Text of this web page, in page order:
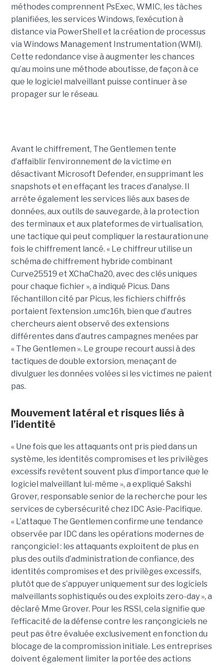
méthodes comprennent PsExec, WMIC, les tâches
planifiées, les services Windows, l’exécution à
distance via PowerShell et la création de processus
via Windows Management Instrumentation (WMI).
Cette redondance vise à augmenter les chances
qu’au moins une méthode aboutisse, de façon à ce
que le logiciel malveillant puisse continuer à se
propager sur le réseau.
Avant le chiffrement, The Gentlemen tente
d’affaiblir l’environnement de la victime en
désactivant Microsoft Defender, en supprimant les
snapshots et en effaçant les traces d’analyse. Il
arrête également les services liés aux bases de
données, aux outils de sauvegarde, à la protection
des terminaux et aux plateformes de virtualisation,
une tactique qui peut compliquer la restauration une
fois le chiffrement lancé. « Le chiffreur utilise un
schéma de chiffrement hybride combinant
Curve25519 et XChaCha20, avec des clés uniques
pour chaque fichier », a indiqué Picus. Dans
l’échantillon cité par Picus, les fichiers chiffrés
portaient l’extension .umc16h, bien que d’autres
chercheurs aient observé des extensions
différentes dans d’autres campagnes menées par
« The Gentlemen ». Le groupe recourt aussi à des
tactiques de double extorsion, menaçant de
divulguer les données volées si les victimes ne paient
pas.
Mouvement latéral et risques liés à
l’identité
« Une fois que les attaquants ont pris pied dans un
système, les identités compromises et les privilèges
excessifs revêtent souvent plus d’importance que le
logiciel malveillant lui-même », a expliqué Sakshi
Grover, responsable senior de la recherche pour les
services de cybersécurité chez IDC Asie-Pacifique.
« L’attaque The Gentlemen confirme une tendance
observée par IDC dans les opérations modernes de
rançongiciel : les attaquants exploitent de plus en
plus des outils d’administration de confiance, des
identités compromises et des privilèges excessifs,
plutôt que de s’appuyer uniquement sur des logiciels
malveillants sophistiqués ou des exploits zero-day », a
déclaré Mme Grover. Pour les RSSI, cela signifie que
l’efficacité de la défense contre les rançongiciels ne
peut pas être évaluée exclusivement en fonction du
blocage de la compromission initiale. Les entreprises
doivent également limiter la portée des actions